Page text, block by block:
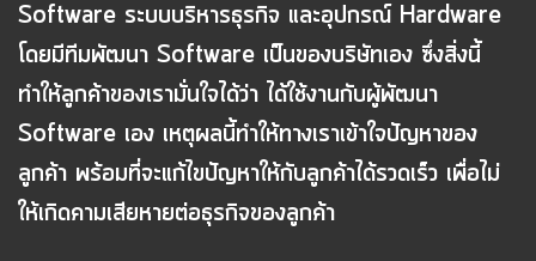
Software ระบบบริหารธุรกิจ และอุปกรณ์ Hardware
โดยมีทีมพัฒนา Software เป็นของบริษัทเอง ซึ่งสิ่งนี้
ทำให้ลูกค้าของเรามั่นใจได้ว่า ได้ใช้งานกับผู้พัฒนา
Software เอง เหตุผลนี้ทำให้ทางเราเข้าใจปัญหาของ
ลูกค้า พร้อมที่จะแก้ไขปัญหาให้กับลูกค้าได้รวดเร็ว เพื่อไม่
ให้เกิดคามเสียหายต่อธุรกิจของลูกค้า